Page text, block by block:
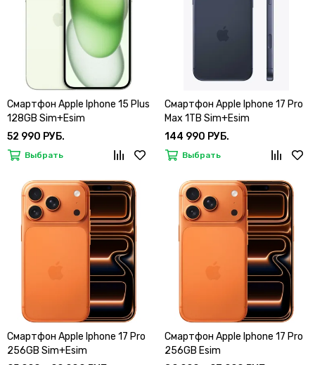
Смартфон Apple Iphone 15 Plus
128GB Sim+Esim
52 990 РУБ.
Выбрать
Смартфон Apple Iphone 17 Pro
Max 1TB Sim+Esim
144 990 РУБ.
Выбрать
Смартфон Apple Iphone 17 Pro
256GB Sim+Esim
Смартфон Apple Iphone 17 Pro
256GB Esim